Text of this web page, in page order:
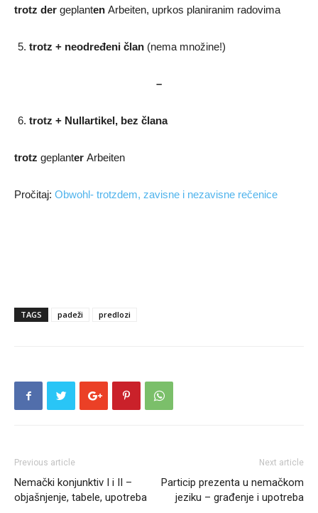
trotz der geplanten Arbeiten, uprkos planiranim radovima
trotz + neodređeni član (nema množine!)
–
trotz + Nullartikel, bez člana
trotz geplanter Arbeiten
Pročitaj: Obwohl- trotzdem, zavisne i nezavisne rečenice
TAGS padeži predlozi
Previous article
Nemački konjunktiv I i II –
objašnjenje, tabele, upotreba
Next article
Particip prezenta u nemačkom
jeziku – građenje i upotreba